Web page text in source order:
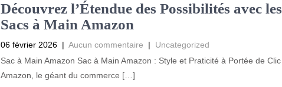
Découvrez l’Étendue des Possibilités avec les
Sacs à Main Amazon
06 février 2026 | Aucun commentaire | Uncategorized
Sac à Main Amazon Sac à Main Amazon : Style et Praticité à Portée de Clic
Amazon, le géant du commerce […]